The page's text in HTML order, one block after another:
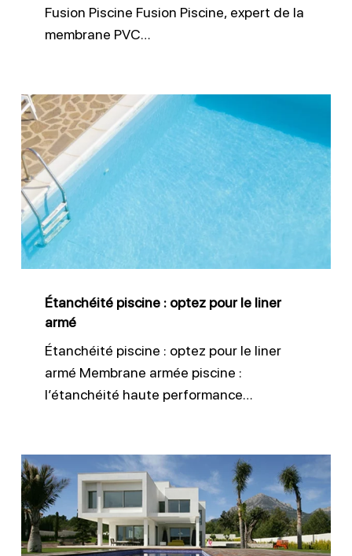
Fusion Piscine Fusion Piscine, expert de la
membrane PVC…
Étanchéité
piscine
:
optez
pour
le
liner
Étanchéité piscine : optez pour le liner
armé
Étanchéité piscine : optez pour le liner
armé Membrane armée piscine :
l’étanchéité haute performance…
Liner
150/100
pour
piscines